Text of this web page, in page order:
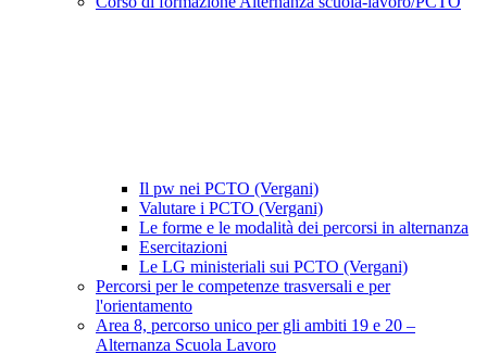
Il pw nei PCTO (Vergani)
Valutare i PCTO (Vergani)
Le forme e le modalità dei percorsi in alternanza
Esercitazioni
Le LG ministeriali sui PCTO (Vergani)
Percorsi per le competenze trasversali e per
l'orientamento
Area 8, percorso unico per gli ambiti 19 e 20 –
Alternanza Scuola Lavoro